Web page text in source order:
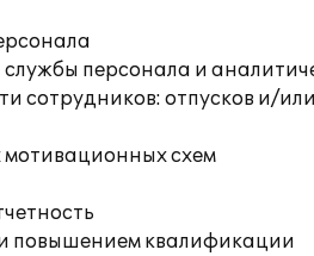
персонала и
сотрудников: отпусков и/
схем
повышением квалификации